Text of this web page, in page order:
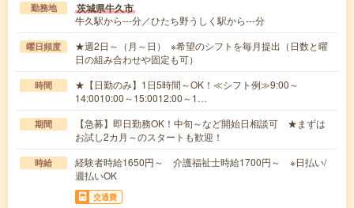
勤務地 茨城県牛久市
牛久駅から---分／ひたち野うしく駅から---分
曜日頻度
★週2日～（月～日） ※希望のシフトを毎月提出（日数と曜
日の組み合わせや固定も可）
時間
★【日勤のみ】1日5時間～OK！≪シフト例≫9:00～
14:0010:00～15:0012:00～1…
期間
【急募】即日勤務OK！中旬～など開始日相談可 ★まずは
お試し2カ月～のスタートも歓迎！
時給
経験者時給1650円～ 介護福祉士時給1700円～ ※日払い/
週払いOK
交通費